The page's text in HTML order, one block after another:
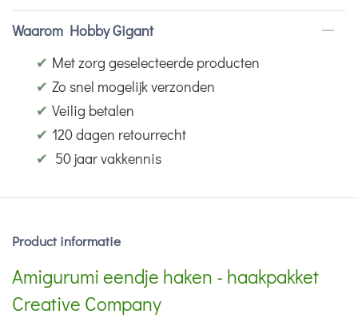
Waarom Hobby Gigant
✔ Met zorg geselecteerde producten
✔ Zo snel mogelijk verzonden
✔ Veilig betalen
✔ 120 dagen retourrecht
✔ 50 jaar vakkennis
Product informatie
Amigurumi eendje haken - haakpakket
Creative Company